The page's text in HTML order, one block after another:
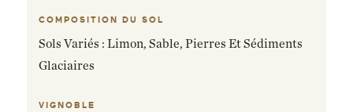
COMPOSITION DU SOL
Sols Variés : Limon, Sable, Pierres Et Sédiments
Glaciaires
VIGNOBLE